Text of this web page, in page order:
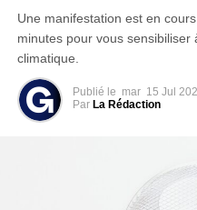
Une manifestation est en
minutes pour vous
climatique.
Publié le mar 15 Jul
Par La Rédaction